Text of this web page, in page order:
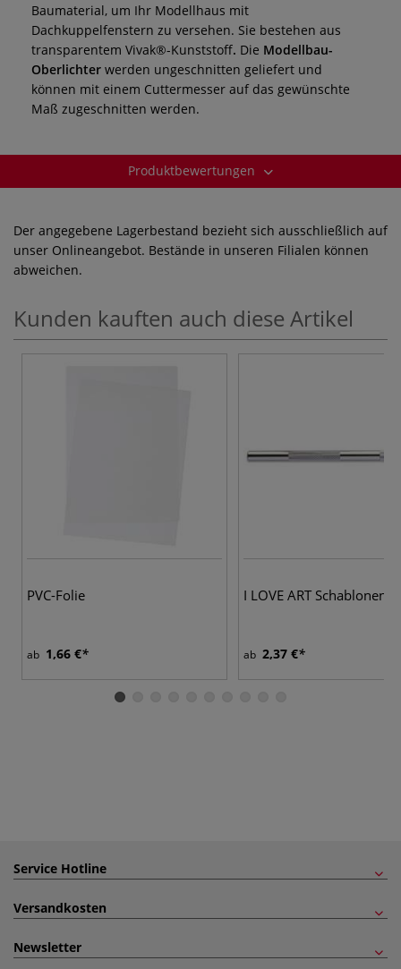
Baumaterial, um Ihr Modellhaus mit
Dachkuppelfenstern zu versehen. Sie bestehen aus
transparentem Vivak®-Kunststoff. Die Modellbau-
Oberlichter werden ungeschnitten geliefert und
können mit einem Cuttermesser auf das gewünschte
Maß zugeschnitten werden.
Produktbewertungen
Der angegebene Lagerbestand bezieht sich ausschließlich auf
unser Onlineangebot. Bestände in unseren Filialen können
abweichen.
Kunden kauften auch diese Artikel
PVC-Folie
ab 1,66 €
I LOVE ART
ab 2,37 €
Service Hotline
Versandkosten
Newsletter